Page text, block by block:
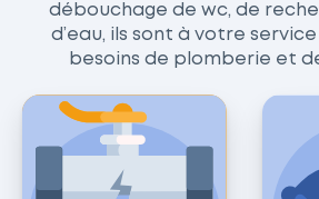
débouchage de wc, de
d’eau, ils sont à votre
besoins de plomberie et